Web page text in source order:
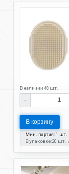
В наличии 48 шт.
-
В корзину
Мин. партия: 1 шт.
В упаковке:20 шт.